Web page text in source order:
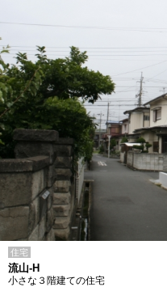
住宅
流山-H
小さな３階建ての住宅